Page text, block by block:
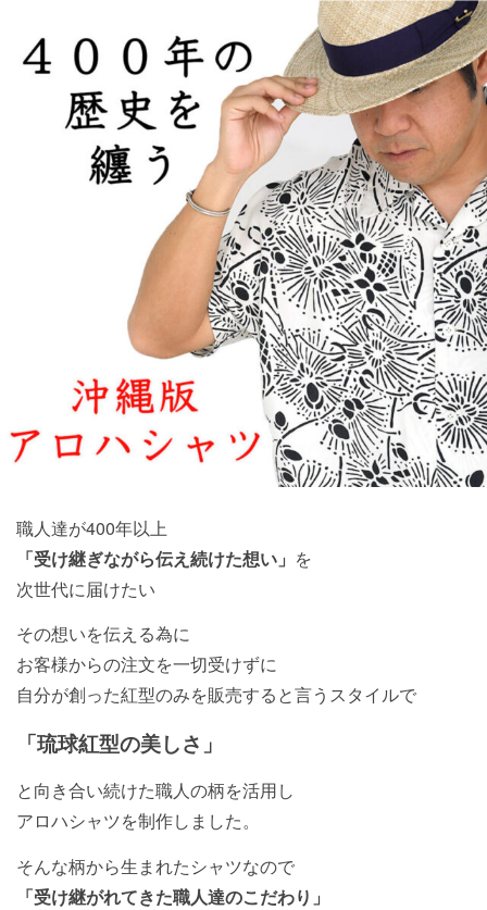
職人達が400年以上
「受け継ぎながら伝え続けた想い」 を
次世代に届けたい
その想いを伝える為に
お客様からの注文を一切受けずに
自分が創った紅型のみを販売すると言うスタイルで
「琉球紅型の美しさ」
と向き合い続けた職人の柄を活用し
アロハシャツを制作しました。
そんな柄から生まれたシャツなので
「受け継がれてきた職人達のこだわり」